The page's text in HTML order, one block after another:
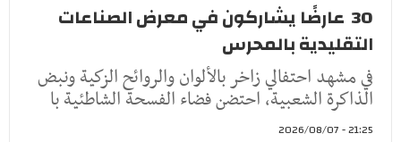
30 عارضًا يشاركون في معرض الصناعات
التقليدية بالمحرس
في مشهد احتفالي زاخر بالألوان والروائح الزكية ونبض
الذاكرة الشعبية، احتضن فضاء الفسحة الشاطئية با
21:25 - 2026/08/07